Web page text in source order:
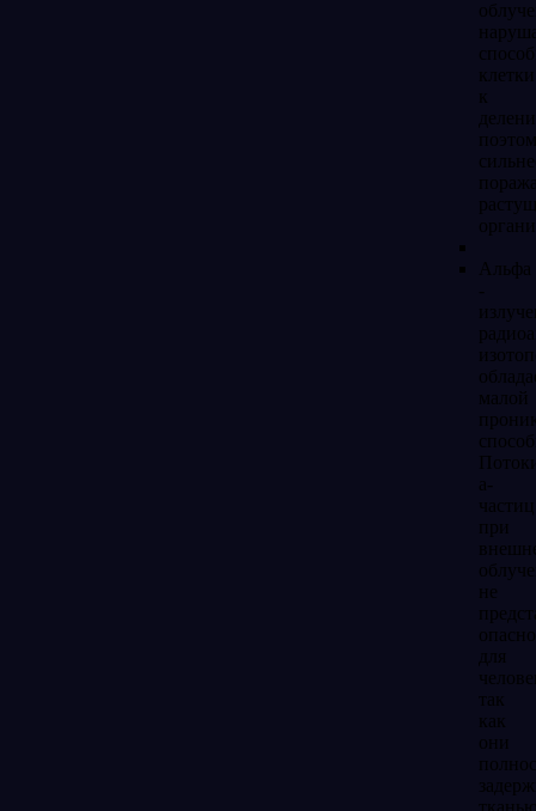
клетки
к
Альфа
-
малой
a-
частиц
при
не
для
так
как
они